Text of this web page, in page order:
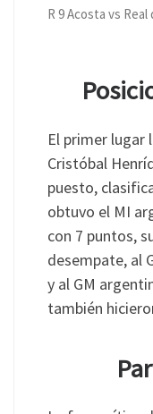
R 9 Acosta vs Real
El primer lugar
Cristóbal
puesto,
obtuvo el MI
con 7 puntos,
desempate, al
y al GM
también